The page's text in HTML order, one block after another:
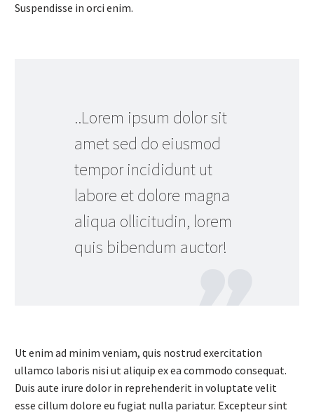
Suspendisse in orci enim.
..Lorem ipsum dolor sit
amet sed do eiusmod
tempor incididunt ut
labore et dolore magna
aliqua ollicitudin, lorem
quis bibendum auctor!
Ut enim ad minim veniam, quis nostrud exercitation
ullamco laboris nisi ut aliquip ex ea commodo consequat.
Duis aute irure dolor in reprehenderit in voluptate velit
esse cillum dolore eu fugiat nulla pariatur. Excepteur sint